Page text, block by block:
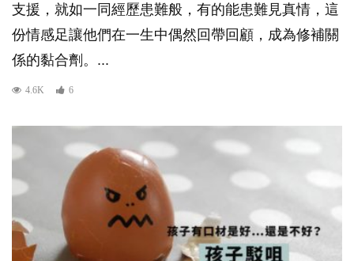
支援，就如一同經歷患難般，有的能患難見真情，這
份情感足讓他們在一生中偶然回帶回顧，成為修補關
係的黏合劑。...
4.6K 6